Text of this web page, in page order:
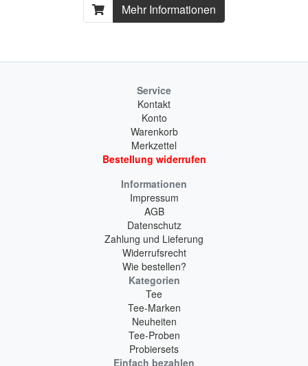
Mehr Informationen
Service
Kontakt
Konto
Warenkorb
Merkzettel
Bestellung widerrufen
Informationen
Impressum
AGB
Datenschutz
Zahlung und Lieferung
Widerrufsrecht
Wie bestellen?
Kategorien
Tee
Tee-Marken
Neuheiten
Tee-Proben
Probiersets
Einfach bezahlen